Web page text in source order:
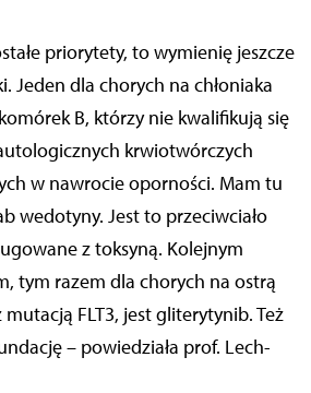
priorytety, to wymienię jeszcze
Jeden dla chorych na chłoniaka
B, którzy nie kwalifikują się
krwiotwórczych
w nawrocie oporności. Mam tu
wedotyny. Jest to przeciwciało
z toksyną. Kolejnym
tym razem dla chorych na ostrą
mutacją FLT3, jest gliterytynib. Też
– powiedziała prof. Lech-